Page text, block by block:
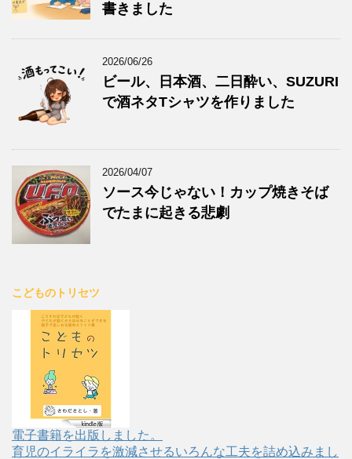
書きました
2026/06/26
ビール、日本酒、二日酔い、SUZURI
で酒ネタTシャツを作りました
2026/04/07
ソース今じゃない！カップ焼きそば
でたまに起きる悲劇
こどものトリセツ
電子書籍を出版しました。
育児のイライラを激減させるいろんな工夫を詰め込みまし